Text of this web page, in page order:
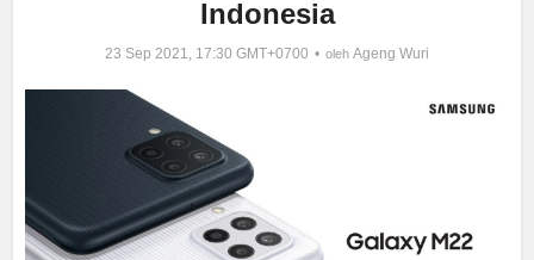
Indonesia
23 Sep 2021, 17:30 GMT+0700 oleh Ageng Wuri